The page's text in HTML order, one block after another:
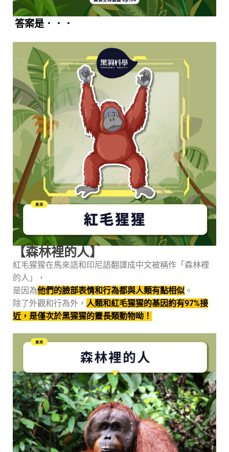
答案是．．．
【森林裡的人】
紅毛猩猩在馬來語和印尼語翻譯成中文被稱作「森林裡
的人」，
是因為他們的臉部表情和行為都與人類有點相似 。
除了外觀和行為外， 人類和紅毛猩猩的基因約有97%接
近，是僅次於黑猩猩的靈長類動物呦！